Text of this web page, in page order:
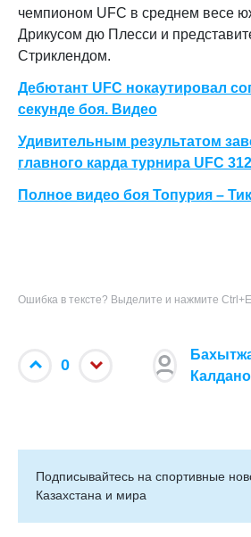
чемпионом UFC в среднем весе
Дрикусом дю Плесси и
Стриклендом.
Дебютант UFC нокаутировал
секунде боя. Видео
Удивительным результатом
главного карда турнира UFC 312
Полное видео боя Топурия –
Ошибка в тексте? Выделите и нажмите
0
Подписывайтесь на cпортивные
Казахстана и мира